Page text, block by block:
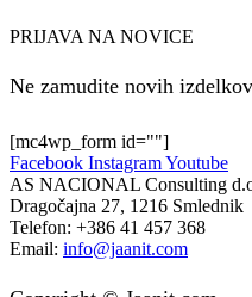
PRIJAVA NA NOVICE
Ne zamudite novih
[mc4wp_form id=""]
Facebook InstagramYoutube
AS NACIONAL Consulting
Dragočajna 27, 1216 Smlednik
Telefon: +386 41 457 368
Email: info@jaanit.com